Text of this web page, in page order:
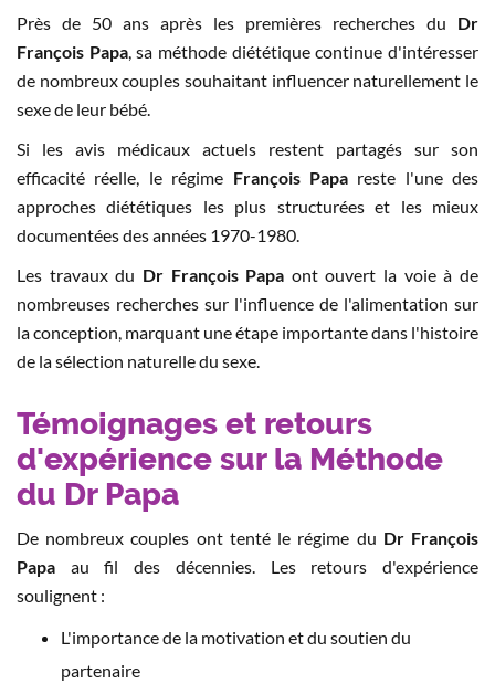
Près de 50 ans après les premières recherches du Dr
François Papa, sa méthode diététique continue d'intéresser
de nombreux couples souhaitant influencer naturellement le
sexe de leur bébé.
Si les avis médicaux actuels restent partagés sur son
efficacité réelle, le régime François Papareste l'une des
approches diététiques les plus structurées et les mieux
documentées des années 1970-1980.
Les travaux du Dr François Papa ont ouvert la voie à de
nombreuses recherches sur l'influence de l'alimentation sur
la conception, marquant une étape importante dans l'histoire
de la sélection naturelle du sexe.
Témoignages et retours
d'expérience sur la Méthode
du Dr Papa
De nombreux couples ont tenté le régime du Dr François
Papa au fil des décennies. Les retours d'expérience
soulignent :
L'importance de la motivation et du soutien du
partenaire